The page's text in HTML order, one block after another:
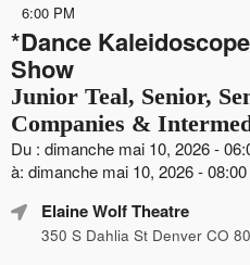
6:00 PM
*Dance
Show
Junior Teal, Senior,
Companies &
Du : dimanche mai 10, 2026 -
à: dimanche mai 10, 2026 -
Elaine Wolf Theatre
350 S Dahlia St Denver CO